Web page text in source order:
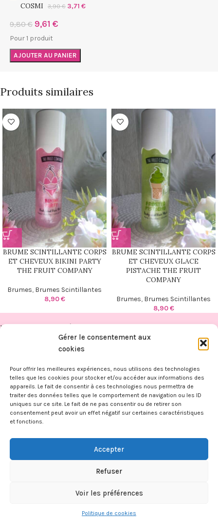
Gérer le consentement aux
cookies
Pour offrir les meilleures expériences, nous utilisons des technologies
telles que les cookies pour stocker et/ou accéder aux informations des
appareils. Le fait de consentir à ces technologies nous permettra de
traiter des données telles que le comportement de navigation ou les ID
uniques sur ce site. Le fait de ne pas consentir ou de retirer son
consentement peut avoir un effet négatif sur certaines caractéristiques
et fonctions.
Accepter
Refuser
Voir les préférences
Politique de cookies
COSMI
3,90€ 3,71 €
9,80€ 9,61 €
Pour 1 produit
AJOUTER AU PANIER
Produits similaires
BRUME SCINTILLANTE CORPS
ET CHEVEUX BIKINI PARTY
THE FRUIT COMPANY
Brumes, Brumes Scintillantes
8,90€
BRUME SCINTILLANTE CORPS
ET CHEVEUX GLACE
PISTACHE THE FRUIT
COMPANY
Brumes, Brumes Scintillantes
8,90€
PUBLICATIONS RÉCENTES
BOUTIQUE
INFORMATIONS
FITAHIANA Mentions légales - CGV - CGU - Confidentialité -
Ce site a été financé par l’Union Européenne dans le cadre du
programme FEDER-FSE+ Réunion dont l’Autorité de gestion est la
Création du site internet et infogérance par